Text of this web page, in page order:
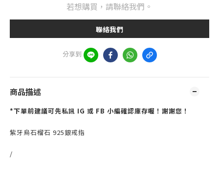
若想購買，請聯絡我們。
聯絡我們
分享到
商品描述
*下單前建議可先私訊 IG 或 FB 小編確認庫存喔！謝謝您！
紫牙烏石榴石 925銀戒指
/